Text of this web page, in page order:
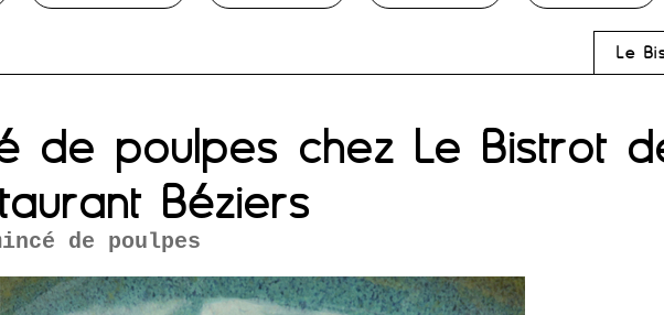
Le
de poulpes chez Le Bistrot
Béziers
de poulpes